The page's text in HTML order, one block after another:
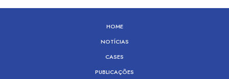
HOME
NOTÍCIAS
CASES
PUBLICAÇÕES